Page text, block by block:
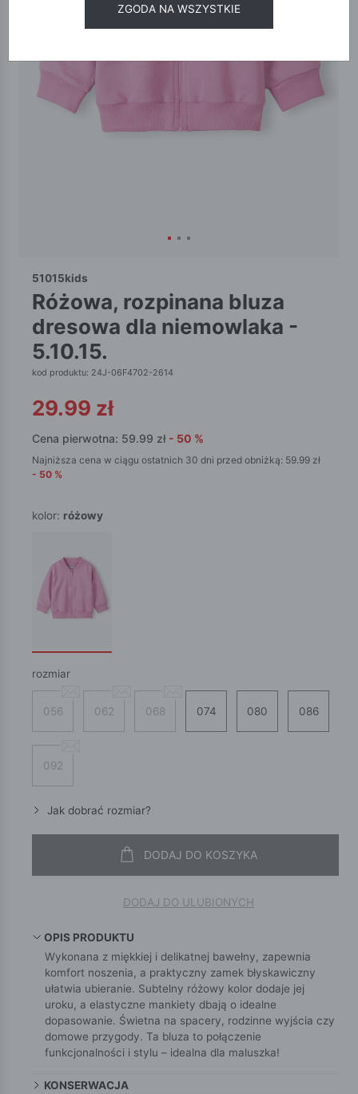
51015kids
różowa, rozpinana bluza
dresowa dla niemowlaka -
5.10.15.
kod produktu: 24J-06F4702-2614
29.99 zł
Cena pierwotna: 59.99 zł - 50 %
Najniższa cena w ciągu ostatnich 30 dni przed obniżką: 59.99 zł
- 50 %
kolor: różowy
rozmiar
056 062 068 074 080 086
092
Jak dobrać rozmiar?
DODAJ DO KOSZYKA
DODAJ DO ULUBIONYCH
OPIS PRODUKTU
Wykonana z miękkiej i delikatnej bawełny, zapewnia
komfort noszenia, a praktyczny zamek błyskawiczny
ułatwia ubieranie. Subtelny różowy kolor dodaje jej
uroku, a elastyczne mankiety dbają o idealne
dopasowanie. Świetna na spacery, rodzinne wyjścia czy
domowe przygody. Ta bluza to połączenie
funkcjonalności i stylu – idealna dla maluszka!
KONSERWACJA
ZGODA NA WSZYSTKIE